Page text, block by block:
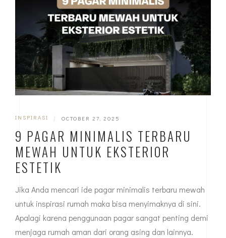
INSPIRASI | OCTOBER 27, 2025
9 PAGAR MINIMALIS TERBARU
MEWAH UNTUK EKSTERIOR
ESTETIK
Jika Anda mencari ide pagar minimalis terbaru mewah
untuk inspirasi rumah maka bisa menyimaknya di sini.
Apalagi karena penggunaan pagar sangat penting demi
menjaga rumah aman dari orang asing dan lainnya.